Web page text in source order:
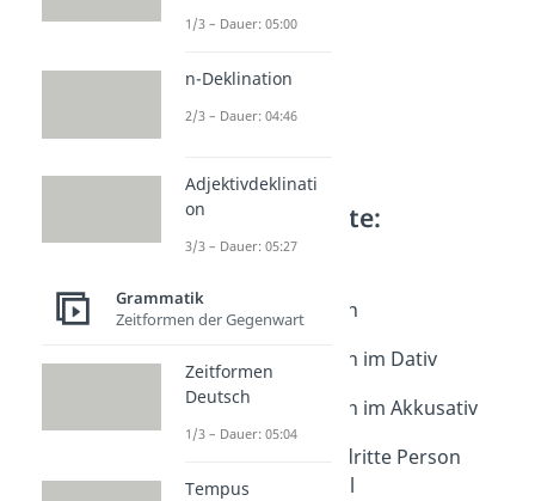
Weitere Inhalte:
Grammatik
Personalpronomen
Dauer: 04:32
Personalpronomen im Dativ
Dauer: 01:40
Personalpronomen im Akkusativ
Dauer: 02:19
Erste, zweite und dritte Person
Singular und Plural
1/3 – Dauer: 05:00
n-Deklination
2/3 – Dauer: 04:46
Adjektivdeklinati
on
3/3 – Dauer: 05:27
Grammatik
Zeitformen der Gegenwart
Zeitformen
Deutsch
1/3 – Dauer: 05:04
Tempus